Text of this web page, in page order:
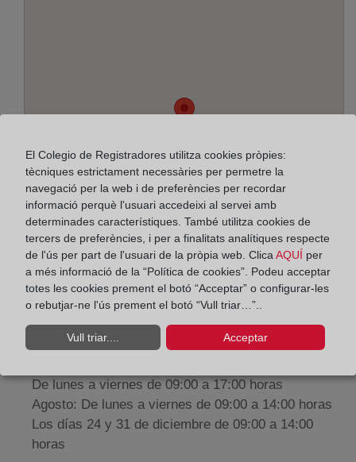
Adreça:
Horario:
De lunes a viernes de 09:00 a 17:00 horas
Agosto: De lunes a viernes de 09:00 a 14:00 horas
Los días 24 y 31 de diciembre de 09:00 a 14:00
horas
El Colegio de Registradores utilitza cookies pròpies:
tècniques estrictament necessàries per permetre la
navegació per la web i de preferències per recordar
informació perquè l'usuari accedeixi al servei amb
determinades característiques. També utilitza cookies de
tercers de preferències, i per a finalitats analítiques respecte
de l'ús per part de l'usuari de la pròpia web. ClicaAQUÍ per
a més informació de la “Política de cookies”. Podeu acceptar
totes les cookies prement el botó “Acceptar” o configurar-les
o rebutjar-ne l'ús prement el botó “Vull triar…”..
Vull triar.... Acceptar